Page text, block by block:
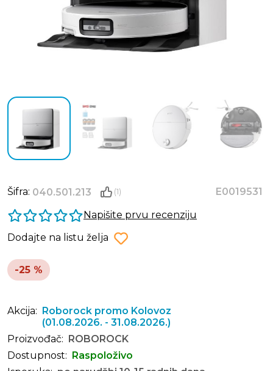
Šifra: 040.501.213 (1)
E0019531
Napišite prvu recenziju
Dodajte na listu želja
-25 %
Akcija:
Roborock promo Kolovoz
(01.08.2026. - 31.08.2026.)
Proizvođač:
ROBOROCK
Dostupnost:
Raspoloživo